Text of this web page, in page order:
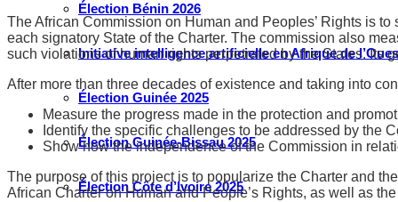
Élection Bénin 2026
Initiative intelligence artificielle en Afrique de
Élection Guinée 2025
Élection Guinée-Bissau 2025
Élection Côte d’Ivoire 2025
The African Commission on Human and Peoples’ Rights is
each signatory State of the Charter. The commission also
such violations of human rights perpetrated by the States. Its
After more than three decades of existence and taking into
Measure the progress made in the protection and
Identify the specific challenges to be addressed by the
Show how the independence of the Commission in
The purpose of this project is to popularize the Charter and
African Charter on Human and People’s Rights, as well as